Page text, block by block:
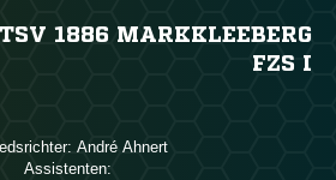
TSV 1886 MARKKLEEBERG
FZS I
 
Assistenten: